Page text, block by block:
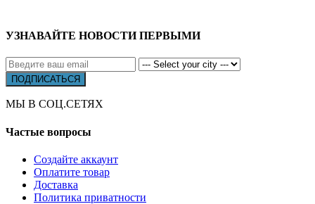
УЗНАВАЙТЕ НОВОСТИ ПЕРВЫМИ
МЫ В СОЦ.СЕТЯХ
Частые вопросы
Создайте аккаунт
Оплатите товар
Доставка
Политика приватности